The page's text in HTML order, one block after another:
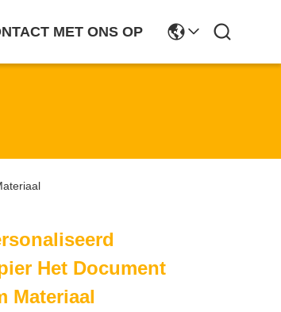
MET ONS OP
Het Document
Materiaal